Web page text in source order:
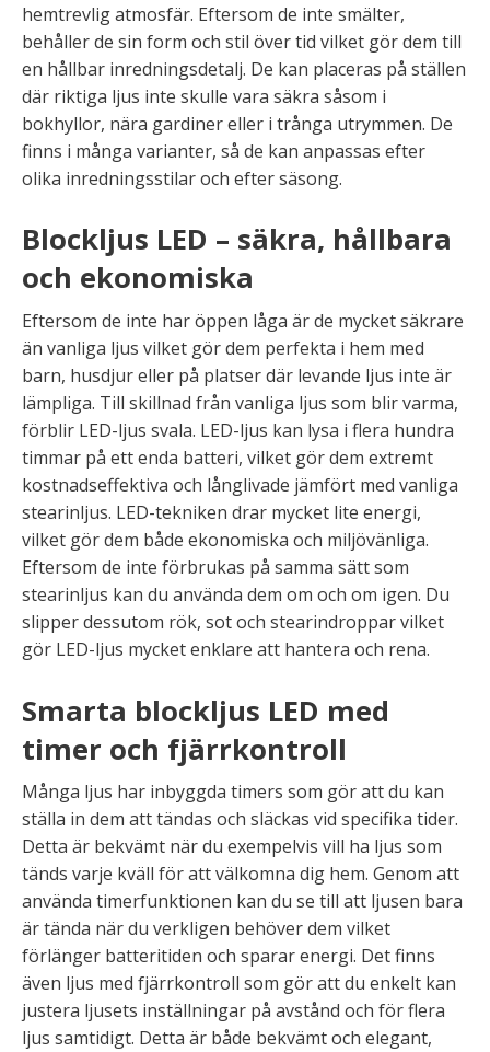
hemtrevlig atmosfär. Eftersom de inte smälter,
behåller de sin form och stil över tid vilket gör dem till
en hållbar inredningsdetalj. De kan placeras på ställen
där riktiga ljus inte skulle vara säkra såsom i
bokhyllor, nära gardiner eller i trånga utrymmen. De
finns i många varianter, så de kan anpassas efter
olika inredningsstilar och efter säsong.
Blockljus LED – säkra, hållbara
och ekonomiska
Eftersom de inte har öppen låga är de mycket säkrare
än vanliga ljus vilket gör dem perfekta i hem med
barn, husdjur eller på platser där levande ljus inte är
lämpliga. Till skillnad från vanliga ljus som blir varma,
förblir LED-ljus svala. LED-ljus kan lysa i flera hundra
timmar på ett enda batteri, vilket gör dem extremt
kostnadseffektiva och långlivade jämfört med vanliga
stearinljus. LED-tekniken drar mycket lite energi,
vilket gör dem både ekonomiska och miljövänliga.
Eftersom de inte förbrukas på samma sätt som
stearinljus kan du använda dem om och om igen. Du
slipper dessutom rök, sot och stearindroppar vilket
gör LED-ljus mycket enklare att hantera och rena.
Smarta blockljus LED med
timer och fjärrkontroll
Många ljus har inbyggda timers som gör att du kan
ställa in dem att tändas och släckas vid specifika tider.
Detta är bekvämt när du exempelvis vill ha ljus som
tänds varje kväll för att välkomna dig hem. Genom att
använda timerfunktionen kan du se till att ljusen bara
är tända när du verkligen behöver dem vilket
förlänger batteritiden och sparar energi. Det finns
även ljus med fjärrkontroll som gör att du enkelt kan
justera ljusets inställningar på avstånd och för flera
ljus samtidigt. Detta är både bekvämt och elegant,